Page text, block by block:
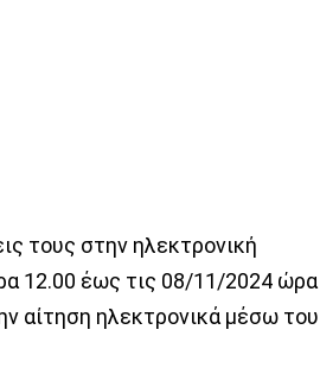
τους στην ηλεκτρονική
12.00 έως τις 08/11/2024 ώρα
αίτηση ηλεκτρονικά μέσω του